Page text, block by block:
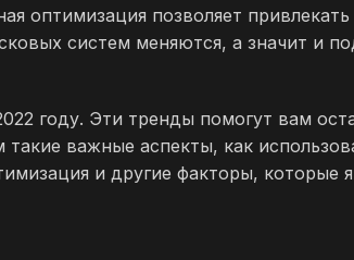
оптимизация позволяет
систем меняются, а значит и
году. Эти тренды помогут вам
важные аспекты, как
и другие факторы, которые